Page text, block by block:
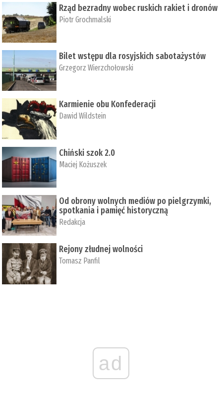
Rząd bezradny wobec ruskich rakiet i dronów
Piotr Grochmalski
Bilet wstępu dla rosyjskich sabotażystów
Grzegorz Wierzchołowski
Karmienie obu Konfederacji
Dawid Wildstein
Chiński szok 2.0
Maciej Kożuszek
Od obrony wolnych mediów po pielgrzymki,
spotkania i pamięć historyczną
Redakcja
Rejony złudnej wolności
Tomasz Panfil
ad